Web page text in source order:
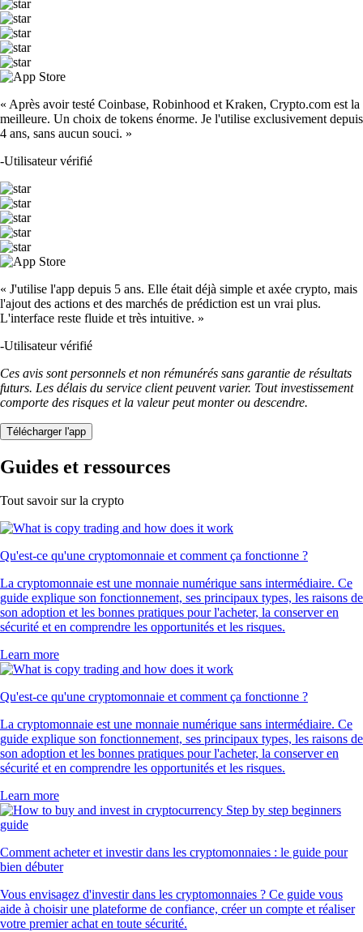
« Après avoir testé Coinbase, Robinhood et Kraken, Crypto.com est la
meilleure. Un choix de tokens énorme. Je l'utilise exclusivement depuis
4 ans, sans aucun souci. »
-Utilisateur vérifié
« J'utilise l'app depuis 5 ans. Elle était déjà simple et axée crypto, mais
l'ajout des actions et des marchés de prédiction est un vrai plus.
L'interface reste fluide et très intuitive. »
-Utilisateur vérifié
Ces avis sont personnels et non rémunérés sans garantie de résultats
futurs. Les délais du service client peuvent varier. Tout investissement
comporte des risques et la valeur peut monter ou descendre.
Télécharger l'app
Guides et ressources
Tout savoir sur la crypto
Qu'est-ce qu'une cryptomonnaie et comment ça fonctionne ?
La cryptomonnaie est une monnaie numérique sans intermédiaire. Ce
guide explique son fonctionnement, ses principaux types, les raisons de
son adoption et les bonnes pratiques pour l'acheter, la conserver en
sécurité et en comprendre les opportunités et les risques.
Learn more
Qu'est-ce qu'une cryptomonnaie et comment ça fonctionne ?
La cryptomonnaie est une monnaie numérique sans intermédiaire. Ce
guide explique son fonctionnement, ses principaux types, les raisons de
son adoption et les bonnes pratiques pour l'acheter, la conserver en
sécurité et en comprendre les opportunités et les risques.
Learn more
Comment acheter et investir dans les cryptomonnaies : le guide pour
bien débuter
Vous envisagez d'investir dans les cryptomonnaies ? Ce guide vous
aide à choisir une plateforme de confiance, créer un compte et réaliser
votre premier achat en toute sécurité.